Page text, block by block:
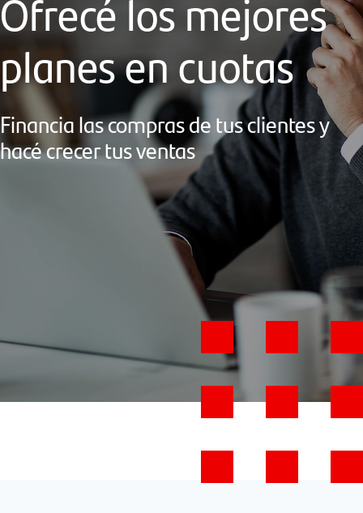
Ofrecé los mejores
planes en cuotas
Financia las compras de tus clientes y
hacé crecer tus ventas